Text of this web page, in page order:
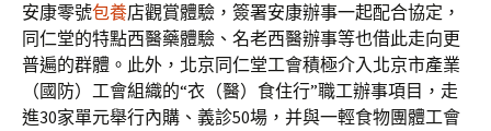
安康零號包養店觀賞體驗，簽署安康辦事一起配合協定，
同仁堂的特點西醫藥體驗、名老西醫辦事等也借此走向更
普遍的群體。此外，北京同仁堂工會積極介入北京市產業
（國防）工會組織的“衣（醫）食住行”職工辦事項目，走
進30家單元舉行內購、義診50場，并與一輕食物團體工會